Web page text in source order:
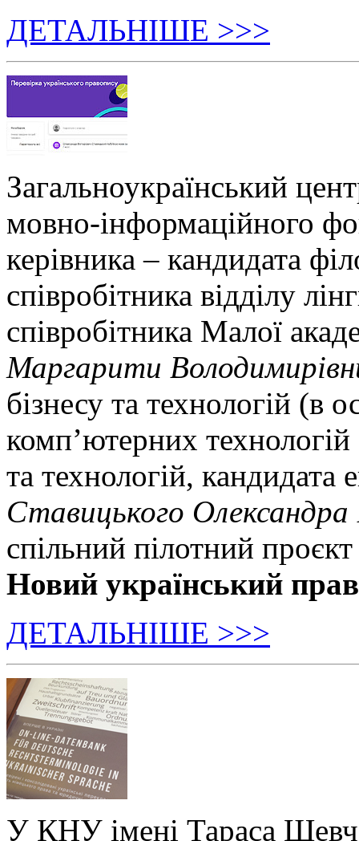
ДЕТАЛЬНІШЕ >>>
Загальноукраїнський
мовно-інформаційного
керівника – кандидата
співробітника відділу
співробітника Малої
Маргарити
бізнесу та технологій (в
комп’ютерних технологій
та технологій, кандидата
Ставицького Олександра
спільний пілотний
Новий український
ДЕТАЛЬНІШЕ >>>
У КНУ імені Тараса